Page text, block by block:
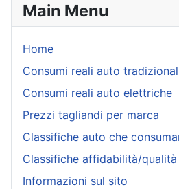
Main Menu
Home
Consumi reali auto
Consumi reali auto elettriche
Prezzi tagliandi per marca
Classifiche auto che
Classifiche affidabilità/
Informazioni sul sito